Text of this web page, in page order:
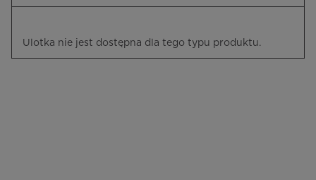
Ulotka nie jest dostępna dla tego typu produktu.